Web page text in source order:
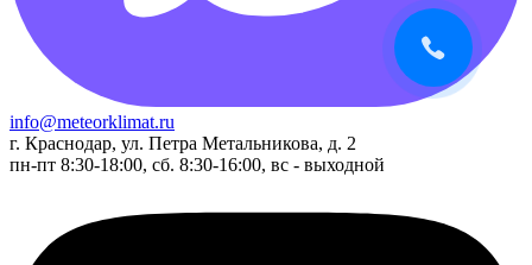
info@meteorklimat.ru
г. Краснодар, ул. Петра Метальникова, д. 2
пн-пт 8:30-18:00, сб. 8:30-16:00, вс - выходной